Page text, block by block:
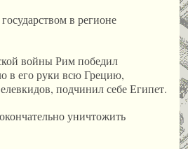
в регионе
войны Рим победил
в его руки всю Грецию,
подчинил себе Египет.
уничтожить